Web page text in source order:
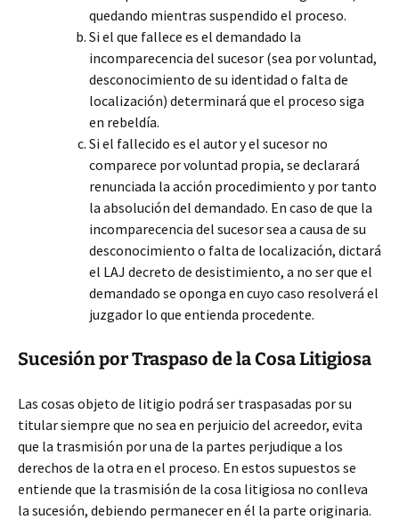
quedando mientras suspendido el proceso.
Si el que fallece es el demandado la
incomparecencia del sucesor (sea por voluntad,
desconocimiento de su identidad o falta de
localización) determinará que el proceso siga
en rebeldía.
Si el fallecido es el autor y el sucesor no
comparece por voluntad propia, se declarará
renunciada la acción procedimiento y por tanto
la absolución del demandado. En caso de que la
incomparecencia del sucesor sea a causa de su
desconocimiento o falta de localización, dictará
el LAJ decreto de desistimiento, a no ser que el
demandado se oponga en cuyo caso resolverá el
juzgador lo que entienda procedente.
Sucesión por Traspaso de la Cosa Litigiosa
Las cosas objeto de litigio podrá ser traspasadas por su
titular siempre que no sea en perjuicio del acreedor, evita
que la trasmisión por una de la partes perjudique a los
derechos de la otra en el proceso. En estos supuestos se
entiende que la trasmisión de la cosa litigiosa no conlleva
la sucesión, debiendo permanecer en él la parte originaria.